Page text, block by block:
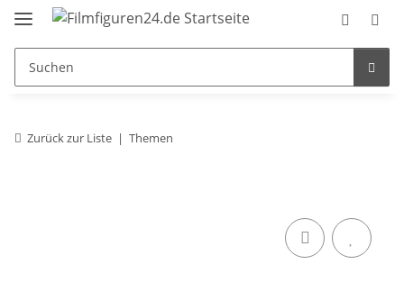
Zurück zur Liste Themen